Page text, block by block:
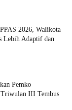
2026, Walikota
Lebih Adaptif dan
Pemko
III Tembus